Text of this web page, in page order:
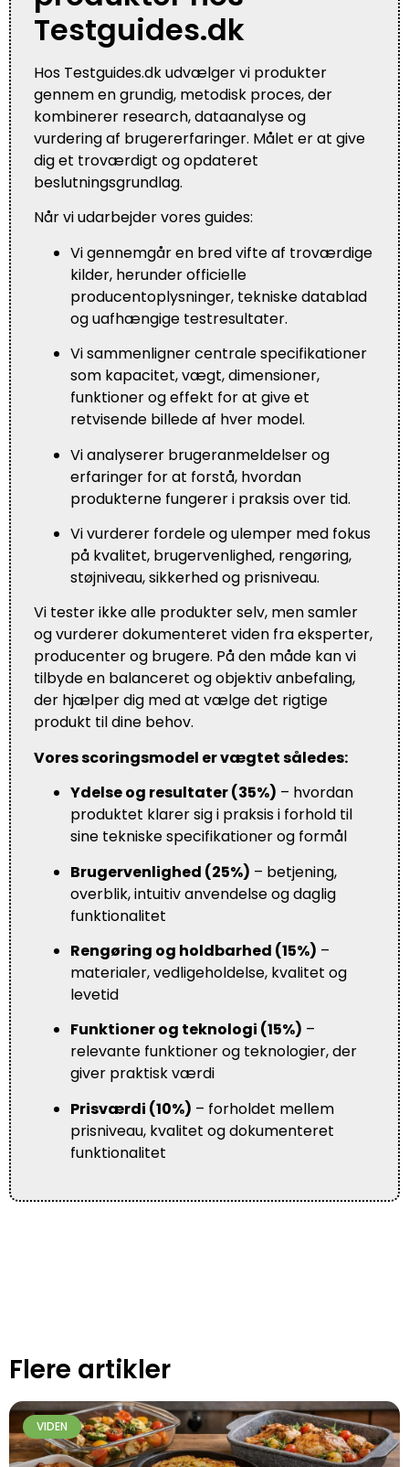
Testguides.dk
Hos Testguides.dk udvælger vi produkter
gennem en grundig, metodisk proces, der
kombinerer research, dataanalyse og
vurdering af brugererfaringer. Målet er at give
dig et troværdigt og opdateret
beslutningsgrundlag.
Når vi udarbejder vores guides:
Vi gennemgår en bred vifte af troværdige
kilder, herunder officielle
producentoplysninger, tekniske datablad
og uafhængige testresultater.
Vi sammenligner centrale specifikationer
som kapacitet, vægt, dimensioner,
funktioner og effekt for at give et
retvisende billede af hver model.
Vi analyserer brugeranmeldelser og
erfaringer for at forstå, hvordan
produkterne fungerer i praksis over tid.
Vi vurderer fordele og ulemper med fokus
på kvalitet, brugervenlighed, rengøring,
støjniveau, sikkerhed og prisniveau.
Vi tester ikke alle produkter selv, men samler
og vurderer dokumenteret viden fra eksperter,
producenter og brugere. På den måde kan vi
tilbyde en balanceret og objektiv anbefaling,
der hjælper dig med at vælge det rigtige
produkt til dine behov.
Vores scoringsmodel er vægtet således:
Ydelse og resultater (35%) – hvordan
produktet klarer sig i praksis i forhold til
sine tekniske specifikationer og formål
Brugervenlighed (25%) – betjening,
overblik, intuitiv anvendelse og daglig
funktionalitet
Rengøring og holdbarhed (15%) –
materialer, vedligeholdelse, kvalitet og
levetid
Funktioner og teknologi (15%) –
relevante funktioner og teknologier, der
giver praktisk værdi
Prisværdi (10%) – forholdet mellem
prisniveau, kvalitet og dokumenteret
funktionalitet
Flere artikler
VIDEN